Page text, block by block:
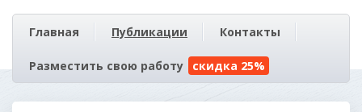
Главная Публикации Контакты
Разместить свою работу скидка 25%